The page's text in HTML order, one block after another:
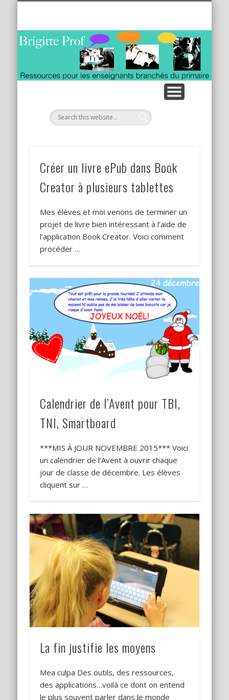
Créer un livre ePub dans Book
Creator à plusieurs tablettes
Mes élèves et moi venons de terminer un
projet de livre bien intéressant à l’aide de
l’application Book Creator. Voici comment
procéder …
Calendrier de l’Avent pour TBI,
TNI, Smartboard
***MIS À JOUR NOVEMBRE 2015*** Voici
un calendrier de l’Avent à ouvrir chaque
jour de classe de décembre. Les élèves
cliquent sur …
La fin justifie les moyens
Mea culpa Des outils, des ressources,
des applications…voilà ce dont on entend
le plus souvent parler dans le monde